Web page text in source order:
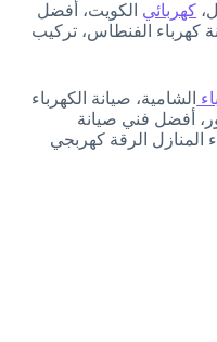
كهربائي الكويت، أفضل
كهرباء الفنطاس، تركيب
الشامية، صيانة الكهرباء
أفضل فني صيانة
المنازل الرقة كهربجي